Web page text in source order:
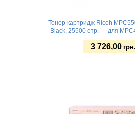
Тонер-картридж Ricoh
Black, 25500 стр. — для
3 726,00 грн.